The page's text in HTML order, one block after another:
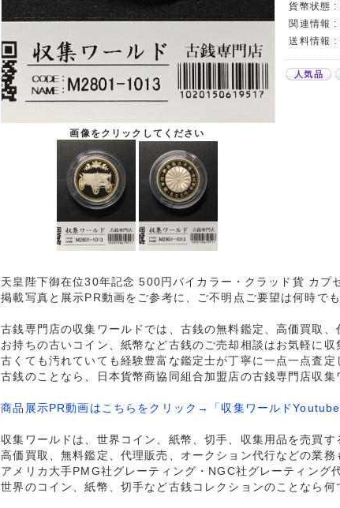
画像をクリックしてください
貨幣状態 :
関連情報 :
送料情報 :
人気品
天皇陛下御在位30年記念 500円バイカラー・クラッド貨 カプ
掲載写真と展示PR動画をご参考に、ご不明点ご要望は何時で
古銭専門店の収集ワールドでは、古銭の無料鑑定、高価買取、
お持ちの古いコイン、紙幣など古銭のご売却相談はお気軽に収
古くても汚れていても経験豊富な鑑定士が丁寧に一点一点査定
古銭のことなら、日本貨幣商協同組合加盟店の古銭専門店収集
商品展示PR動画はこちらをクリック→「収集ワールド
収集ワールドは、世界コイン、紙幣、切手、収集用品を売買す
高価買取、無料鑑定、代理販売、オークション代行などの業務
アメリカ大手PMG社グレーティング・NGC社グレーティング
世界のコイン、紙幣、切手など古銭コレクションのことなら何